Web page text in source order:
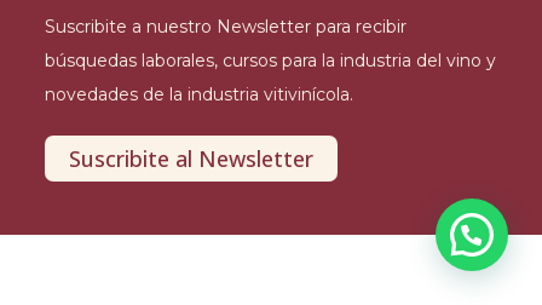
Suscribite a nuestro Newsletter para recibir
búsquedas laborales, cursos para la industria del vino y
novedades de la industria vitivinícola.
Suscribite al Newsletter